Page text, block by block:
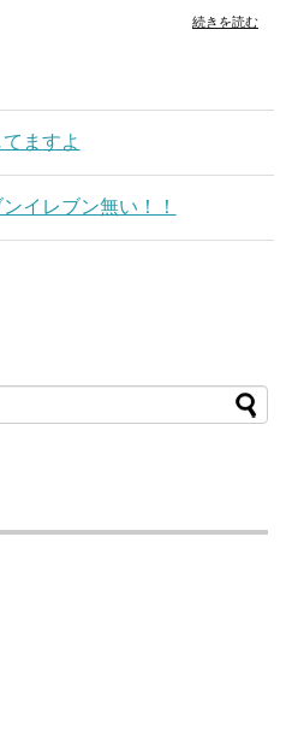
続きを読む
ますよ
イレブン無い！！